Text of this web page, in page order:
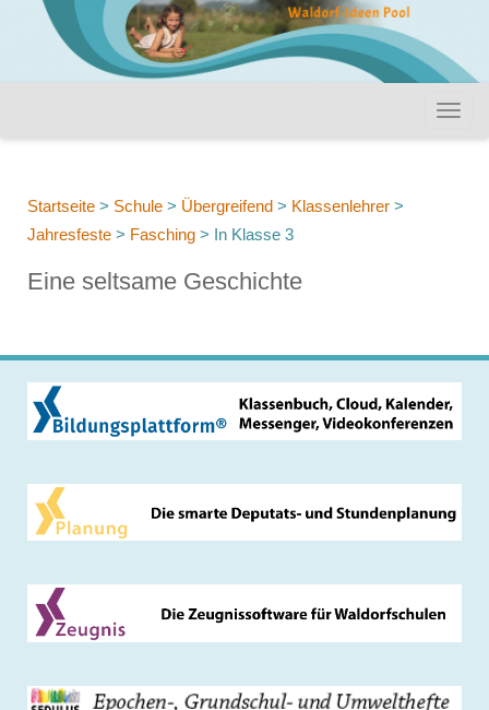
Startseite > Schule > Übergreifend > Klassenlehrer >
Jahresfeste > Fasching > In Klasse 3
Eine seltsame Geschichte